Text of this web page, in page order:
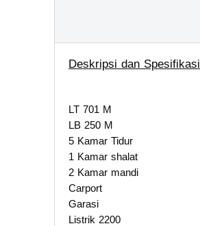
Deskripsi dan Spesifikasi
LT 701 M
LB 250 M
5 Kamar Tidur
1 Kamar shalat
2 Kamar mandi
Carport
Garasi
Listrik 2200